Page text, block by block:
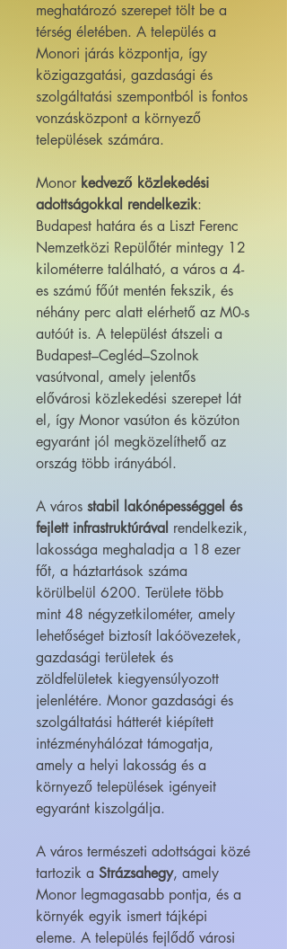
meghatározó szerepet tölt be a
térség életében. A település a
Monori járás központja, így
közigazgatási, gazdasági és
szolgáltatási szempontból is fontos
vonzásközpont a környező
települések számára.
Monor kedvező közlekedési
adottságokkal rendelkezik:
Budapest határa és a Liszt Ferenc
Nemzetközi Repülőtér mintegy 12
kilométerre található, a város a 4-
es számú főút mentén fekszik, és
néhány perc alatt elérhető az M0-s
autóút is. A települést átszeli a
Budapest–Cegléd–Szolnok
vasútvonal, amely jelentős
elővárosi közlekedési szerepet lát
el, így Monor vasúton és közúton
egyaránt jól megközelíthető az
ország több irányából.
A város stabil lakónépességgel és
fejlett infrastruktúrával rendelkezik,
lakossága meghaladja a 18 ezer
főt, a háztartások száma
körülbelül 6200. Területe több
mint 48 négyzetkilométer, amely
lehetőséget biztosít lakóövezetek,
gazdasági területek és
zöldfelületek kiegyensúlyozott
jelenlétére. Monor gazdasági és
szolgáltatási hátterét kiépített
intézményhálózat támogatja,
amely a helyi lakosság és a
környező települések igényeit
egyaránt kiszolgálja.
A város természeti adottságai közé
tartozik a Strázsahegy, amely
Monor legmagasabb pontja, és a
környék egyik ismert tájképi
eleme. A település fejlődő városi